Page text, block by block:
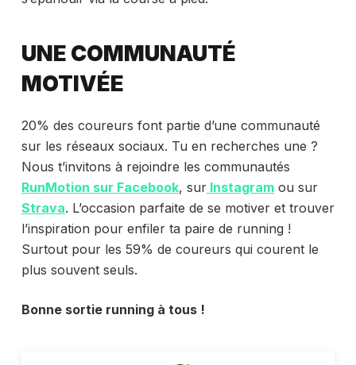
UNE COMMUNAUTÉ
MOTIVÉE
20% des coureurs font partie d’une communauté
sur les réseaux sociaux. Tu en recherches une ?
Nous t’invitons à rejoindre les communautés
RunMotion sur Facebook, surInstagramou sur
Strava. L’occasion parfaite de se motiver et trouver
l’inspiration pour enfiler ta paire de running !
Surtout pour les 59% de coureurs qui courent le
plus souvent seuls.
Bonne sortie running à tous !